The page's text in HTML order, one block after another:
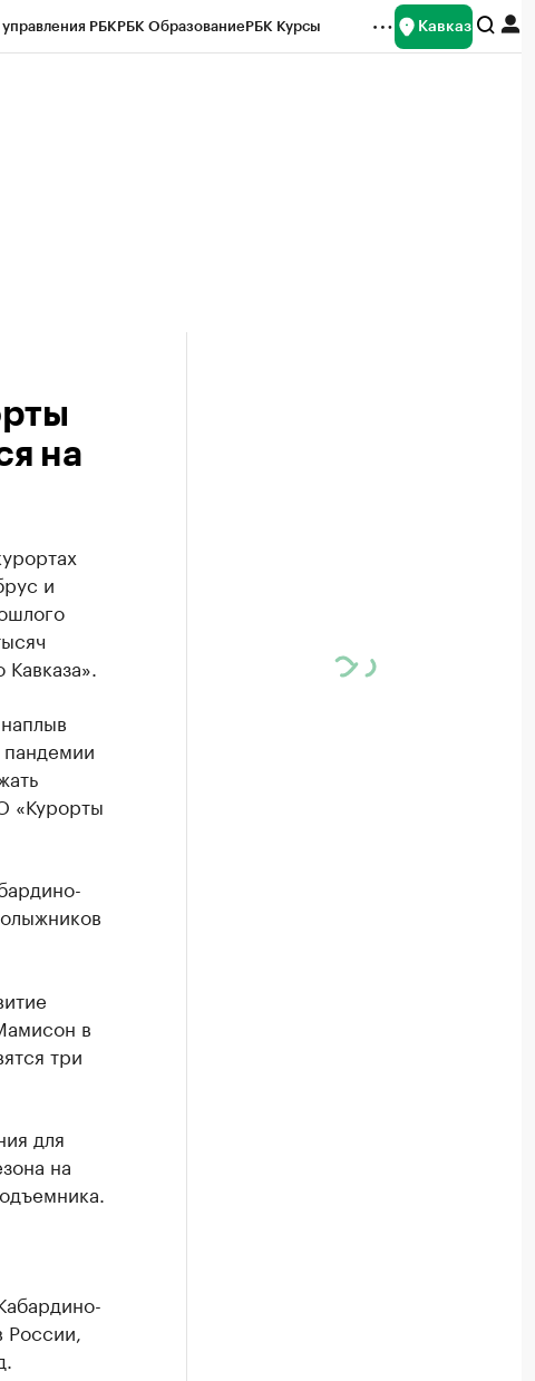
РБКРБК ОбразованиеРБК Курсы Кавказ
на
и
«Курорты
в
три
для
на